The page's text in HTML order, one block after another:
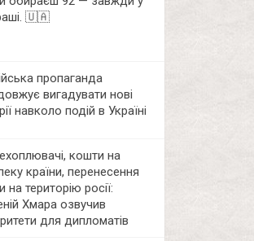
🇺🇦
пропаганда
вигадувати нові
навколо подій в Україні
кошти на
країни, перенесення
на територію росії:
Хмара озвучив
для дипломатів